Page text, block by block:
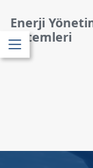
Enerji
Sistemleri